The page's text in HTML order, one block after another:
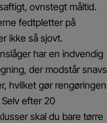
ovnstegt måltid.
fedtpletter på
ikke så sjovt.
har en indvendig
der modstår snavs
hvilket gør rengøringen
efter 20
skal du bare tørre